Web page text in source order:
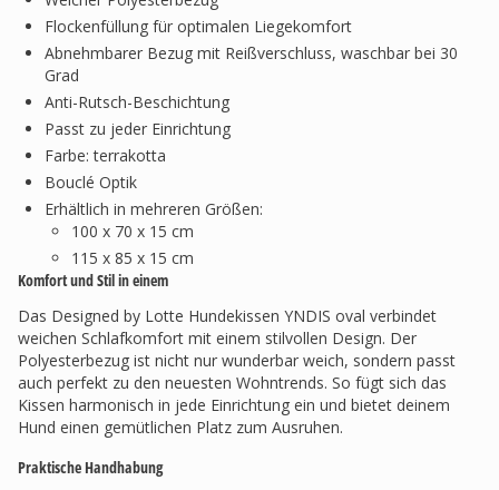
Flockenfüllung für optimalen Liegekomfort
Abnehmbarer Bezug mit Reißverschluss, waschbar bei 30
Grad
Anti-Rutsch-Beschichtung
Passt zu jeder Einrichtung
Farbe: terrakotta
Bouclé Optik
Erhältlich in mehreren Größen:
100 x 70 x 15 cm
115 x 85 x 15 cm
Komfort und Stil in einem
Das Designed by Lotte Hundekissen YNDIS oval verbindet
weichen Schlafkomfort mit einem stilvollen Design. Der
Polyesterbezug ist nicht nur wunderbar weich, sondern passt
auch perfekt zu den neuesten Wohntrends. So fügt sich das
Kissen harmonisch in jede Einrichtung ein und bietet deinem
Hund einen gemütlichen Platz zum Ausruhen.
Praktische Handhabung